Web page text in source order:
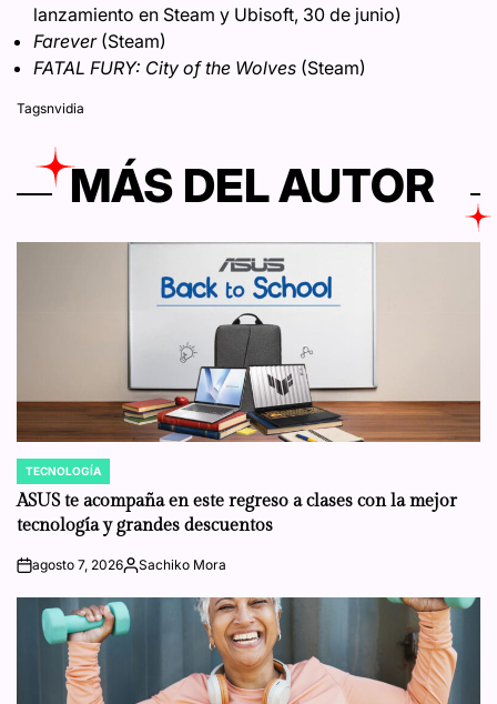
lanzamiento en Steam y Ubisoft, 30 de junio)
Farever (Steam)
FATAL FURY: City of the Wolves (Steam)
Tagsnvidia
MÁS DEL AUTOR
POSTED
IN
TECNOLOGÍA
ASUS te acompaña en este regreso a clases con la mejor
tecnología y grandes descuentos
onagosto 7, 2026Posted
Sachiko Mora